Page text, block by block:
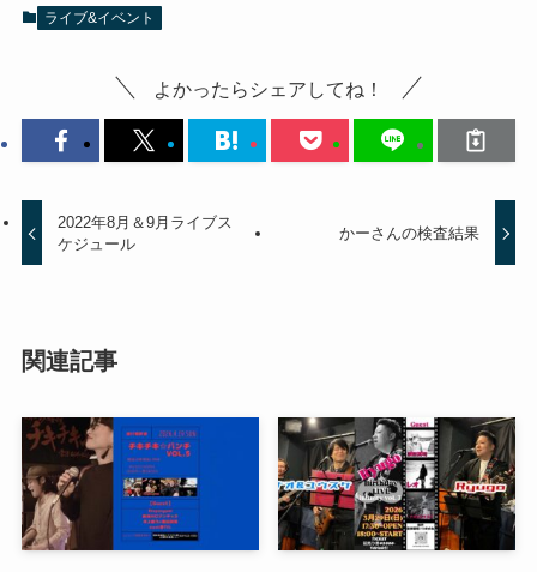
ライブ&イベント
よかったらシェアしてね！
2022年8月＆9月ライブス
ケジュール
かーさんの検査結果
関連記事